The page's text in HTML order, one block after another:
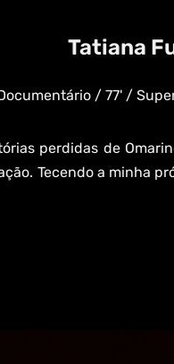
Tatiana
/ 77' /
perdidas de
Tecendo a minha